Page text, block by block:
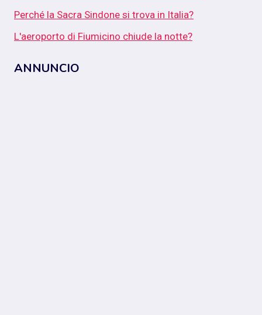
Perché la Sacra Sindone si trova in Italia?
L'aeroporto di Fiumicino chiude la notte?
ANNUNCIO